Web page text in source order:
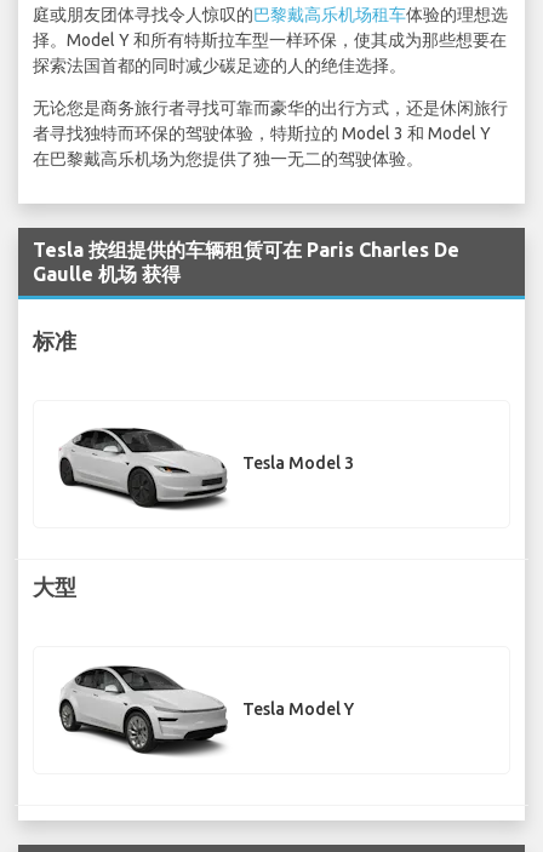
庭或朋友团体寻找令人惊叹的巴黎戴高乐机场租车体验的理想选
择。Model Y 和所有特斯拉车型一样环保，使其成为那些想要在
探索法国首都的同时减少碳足迹的人的绝佳选择。
无论您是商务旅行者寻找可靠而豪华的出行方式，还是休闲旅行
者寻找独特而环保的驾驶体验，特斯拉的 Model 3 和 Model Y
在巴黎戴高乐机场为您提供了独一无二的驾驶体验。
Tesla 按组提供的车辆租赁可在 Paris Charles De
Gaulle 机场 获得
标准
Tesla Model 3
大型
Tesla Model Y